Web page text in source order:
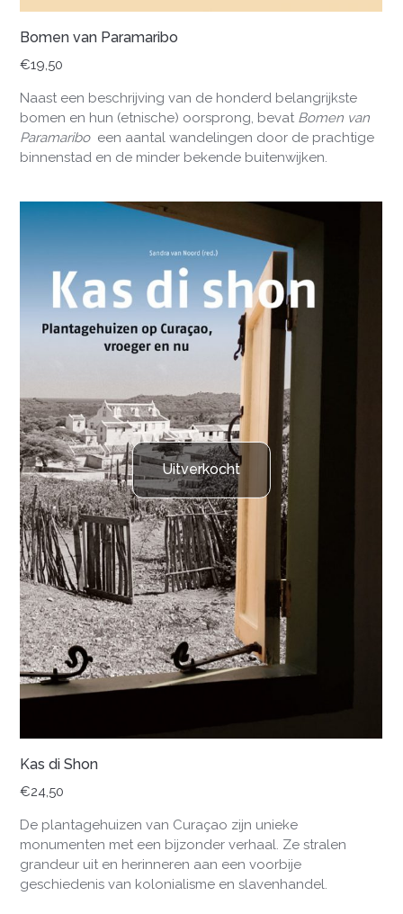
Bomen van Paramaribo
€19,50
Naast een beschrijving van de honderd belangrijkste
bomen en hun (etnische) oorsprong, bevat Bomen van
Paramariboeen aantal wandelingen door de prachtige
binnenstad en de minder bekende buitenwijken.
Uitverkocht
Kas di Shon
€24,50
De plantagehuizen van Curaçao zijn unieke
monumenten met een bijzonder verhaal. Ze stralen
grandeur uit en herinneren aan een voorbije
geschiedenis van kolonialisme en slavenhandel.